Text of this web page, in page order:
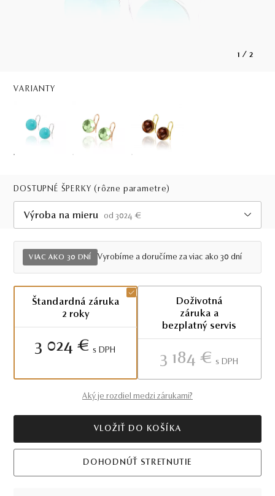
1 / 2
VARIANTY
DOSTUPNÉ ŠPERKY(rôzne parametre)
Výroba na mieru
od 3024 €
Viac ako 30 dní
VIAC AKO 30 DNÍ Vyrobíme a doručíme za viac ako 30 dní
Štandardná záruka
2 roky
3 024 € S DPH
Doživotná
záruka a
bezplatný servis
3 184 € S DPH
Aký je rozdiel medzi zárukami?
VLOŽIŤ DO KOŠÍKA
DOHODNÚŤ STRETNUTIE